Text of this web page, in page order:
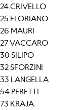
24 CRIVELLO
25 FLORIANO
26 MAURI
27 VACCARO
30 SILIPO
32 SFORZINI
33 LANGELLA
54 PERETTI
73 KRAJA